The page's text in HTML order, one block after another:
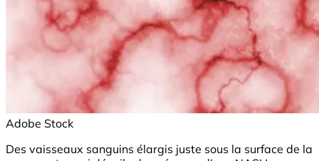
Adobe Stock
Des vaisseaux sanguins élargis juste sous la surface de la